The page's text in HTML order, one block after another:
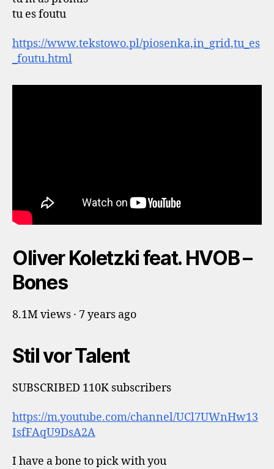
tu es foutu
https://www.tekstowo.pl/piosenka,in_grid,tu_es
_foutu.html
Oliver Koletzki feat. HVOB –
Bones
8.1M views · 7 years ago
Stil vor Talent
SUBSCRIBED 110K subscribers
https://m.youtube.com/channel/UCl7UWnHw13
IsfFAqU9DsA2A
I have a bone to pick with you